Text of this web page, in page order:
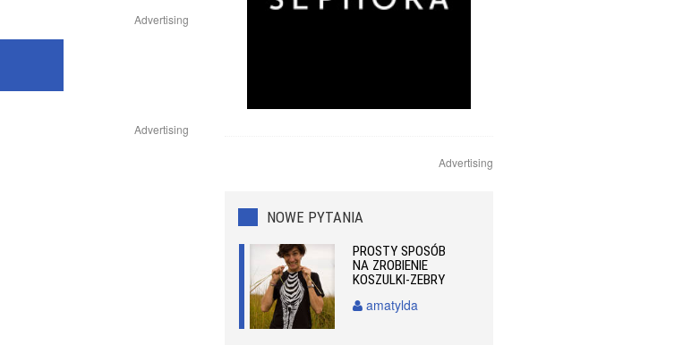
Advertising
Advertising
Advertising
NOWE PYTANIA
PROSTY SPOSÓB
NA ZROBIENIE
KOSZULKI-ZEBRY
amatylda